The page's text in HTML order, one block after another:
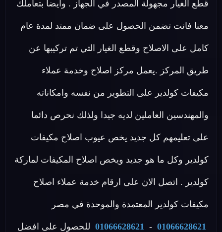
قطع الغيار مجهولة المصدر في الجهاز . وأيضا بتعاملك
معنا فانت تضمن الحصول على ضمان ممتد لمدة عام
كامل على الاصلاح وقطع الغيار التي تم تركيبها عن
طريق المركز .يعمل مركز اصلاح وخدمة عملاء
مكيفات كولدير على التطوير من نفسه وامكاناته
والمهندسين العاملين لديه جيدا ولذلك نحرص دائما
على تعليمهم كل جديد يخص عيوب اصلاح مكيفات
كولدير وكل ما هو جديد ويخص اصلاح المكيفات لماركة
كولدير . اتصل الان على ارقام خدمة عملاء اصلاح
مكيفات كولدير المعتمدة والموحدة في مصر
01066628621
-
01066628621 للحصول على افضل